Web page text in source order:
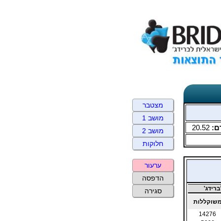
20.52
14276
מצטבר
מושב 1
מושב 2
חלוקות
ערעור
הדפסה
סגירה